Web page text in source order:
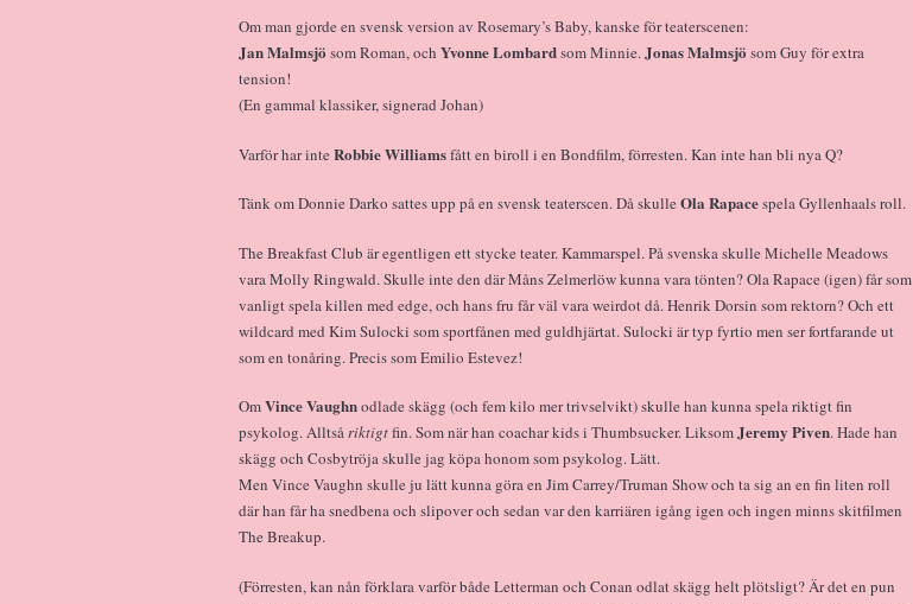
Om man gjorde en svensk version av Rosemary’s Baby, kanske för teaterscenen:
Jan Malmsjö som Roman, och Yvonne Lombardsom Minnie.Jonas Malmsjö som Guy för extra
tension!
(En gammal klassiker, signerad Johan)
Varför har inte Robbie Williamsfått en biroll i en Bondfilm, förresten. Kan inte han bli nya Q?
Tänk om Donnie Darko sattes upp på en svensk teaterscen. Då skulle Ola Rapacespela Gyllenhaals roll.
The Breakfast Club är egentligen ett stycke teater. Kammarspel. På svenska skulle Michelle Meadows
vara Molly Ringwald. Skulle inte den där Måns Zelmerlöw kunna vara tönten? Ola Rapace (igen) får som
vanligt spela killen med edge, och hans fru får väl vara weirdot då. Henrik Dorsin som rektorn? Och ett
wildcard med Kim Sulocki som sportfånen med guldhjärtat. Sulocki är typ fyrtio men ser fortfarande ut
som en tonåring. Precis som Emilio Estevez!
OmVince Vaughnodlade skägg (och fem kilo mer trivselvikt) skulle han kunna spela riktigt fin
psykolog. Alltsåriktigtfin. Som när han coachar kids i Thumbsucker. LiksomJeremy Piven. Hade han
skägg och Cosbytröja skulle jag köpa honom som psykolog. Lätt.
Men Vince Vaughn skulle ju lätt kunna göra en Jim Carrey/Truman Show och ta sig an en fin liten roll
där han får ha snedbena och slipover och sedan var den karriären igång igen och ingen minns skitfilmen
The Breakup.
(Förresten, kan nån förklara varför både Letterman och Conan odlat skägg helt plötsligt? Är det en pun